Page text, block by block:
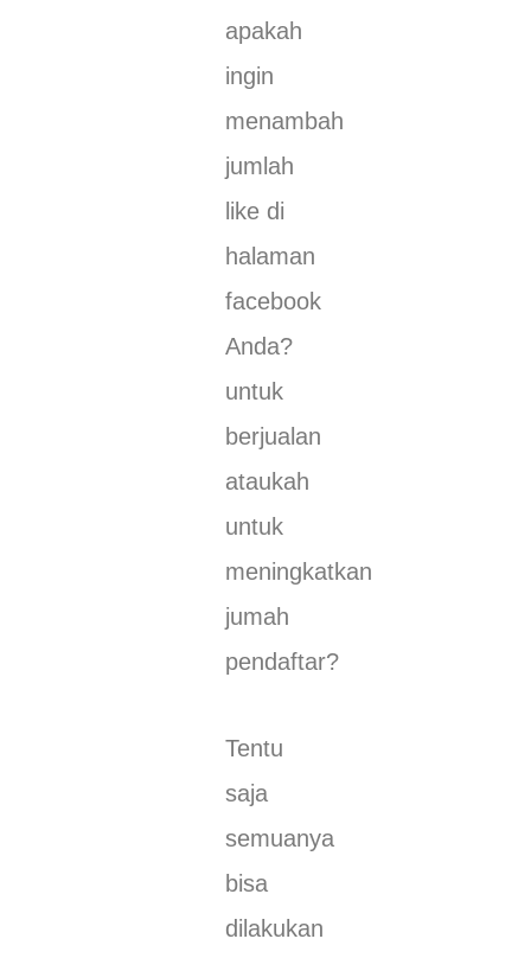
apakah
ingin
menambah
jumlah
like di
halaman
facebook
Anda?
untuk
berjualan
ataukah
untuk
meningkatkan
jumah
pendaftar?
Tentu
saja
semuanya
bisa
dilakukan